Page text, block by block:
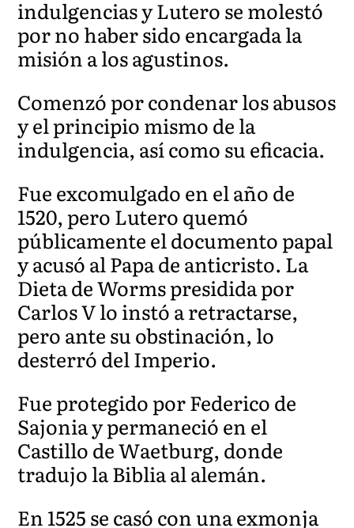
indulgencias y Lutero se molestó
por no haber sido encargada la
misión a los agustinos.
Comenzó por condenar los abusos
y el principio mismo de la
indulgencia, así como su eficacia.
Fue excomulgado en el año de
1520, pero Lutero quemó
públicamente el documento papal
y acusó al Papa de anticristo. La
Dieta de Worms presidida por
Carlos V lo instó a retractarse,
pero ante su obstinación, lo
desterró del Imperio.
Fue protegido por Federico de
Sajonia y permaneció en el
Castillo de Waetburg, donde
tradujo la Biblia al alemán.
En 1525 se casó con una exmonja